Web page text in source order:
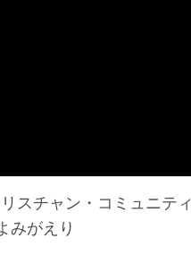
スチャン・コミュニテ
みがえり